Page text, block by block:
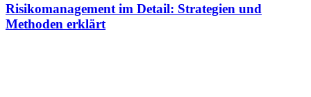
Risikomanagement im Detail: Strategien und
Methoden erklärt